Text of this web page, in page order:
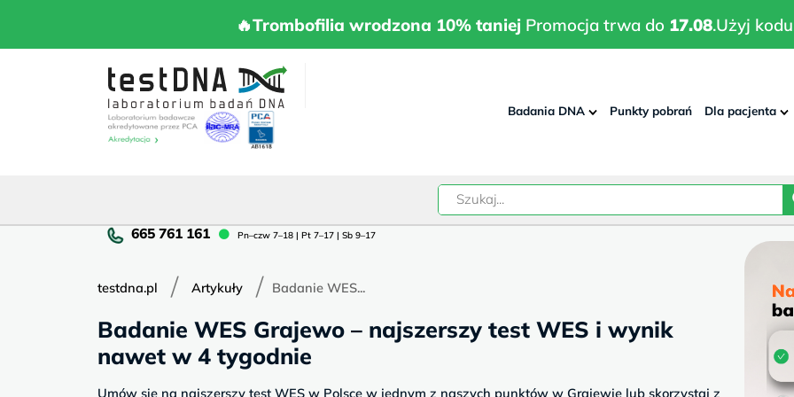
🔥Trombofilia wrodzona 10% taniej Promocja trwa do 17.08.Użyj
🔥Trombofilia wrodzona 10% taniej Promocja trwa do 17.08.Użyj kodu:
Pn–czw 7–18 | Pt 7–17 | Sb 9–17Pn–
Pt
7–
Badania DNA Punkty pobrań Dla pacjenta
testdna.pl / Artykuły / Badanie WES...
Badanie WES Grajewo – najszerszy test WES i wynik
nawet w 4 tygodnie
Umów się na najszerszy test WES w Polsce w jednym z naszych punktów w Grajewie lub skorzystaj z